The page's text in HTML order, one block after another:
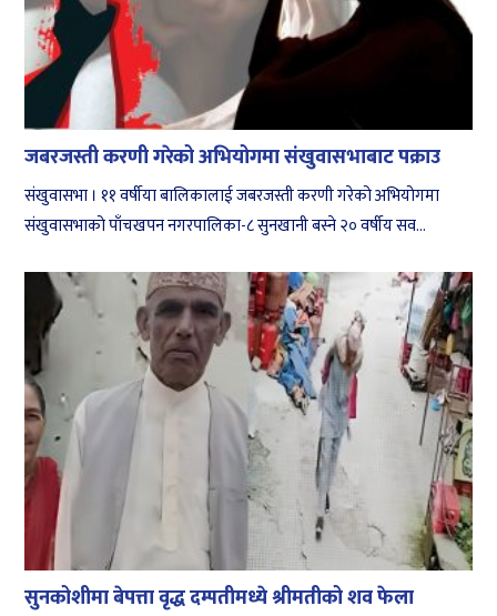
जबरजस्ती करणी गरेको अभियोगमा संखुवासभाबाट पक्राउ
संखुवासभा । ११ वर्षीया बालिकालाई जबरजस्ती करणी गरेको अभियोगमा
संखुवासभाको पाँचखपन नगरपालिका-८ सुनखानी बस्ने २० वर्षीय सव...
सुनकोशीमा बेपत्ता वृद्ध दम्पतीमध्ये श्रीमतीको शव फेला